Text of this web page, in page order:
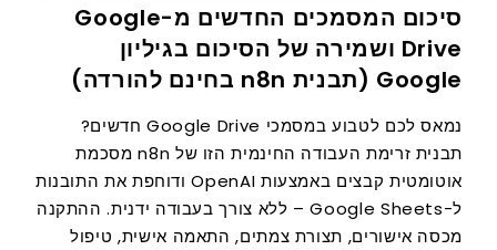
סיכום המסמכים החדשים מ-Google
Drive ושמירה של הסיכום בגיליון
Google (תבנית n8n בחינם להורדה)
נמאס לכם לטבוע במסמכי Google Drive חדשים?
תבנית זרימת העבודה החינמית הזו של n8n מסכמת
אוטומטית קבצים באמצעות OpenAI ודוחפת את התובנות
ל-Google Sheets – ללא צורך בעבודה ידנית. ההתקנה
מכסה אישורים, תצורת צמתים, התאמה אישית, טיפול